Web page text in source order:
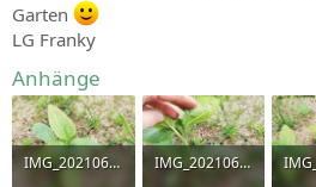
Garten
LG Franky
Anhänge
IMG_20210601_185747.jpg
IMG_20210601_185753.jpg